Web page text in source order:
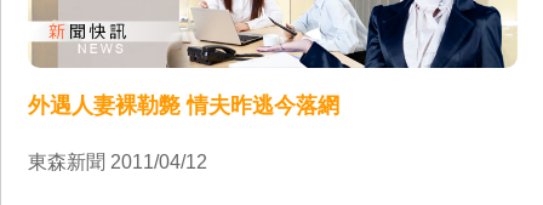
外遇人妻裸勒斃 情夫昨逃今落網
東森新聞 2011/04/12